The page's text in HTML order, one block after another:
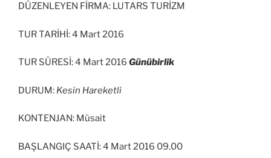
DÜZENLEYEN FİRMA: LUTARS TURİZM
TUR TARİHİ: 4 Mart 2016
TUR SÜRESİ: 4 Mart 2016 Günübirlik
DURUM: Kesin Hareketli
KONTENJAN: Müsait
BAŞLANGIÇ SAATİ: 4 Mart 2016 09.00